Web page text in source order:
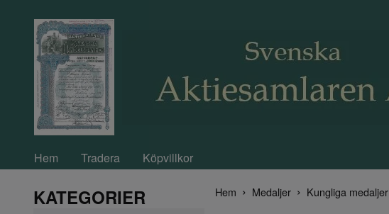
Hem Tradera Köpvillkor
KATEGORIER Hem Medaljer Kungliga medaljer